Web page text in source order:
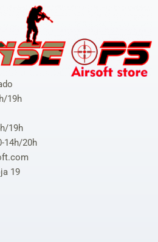
19h
19h
14h/20h
19